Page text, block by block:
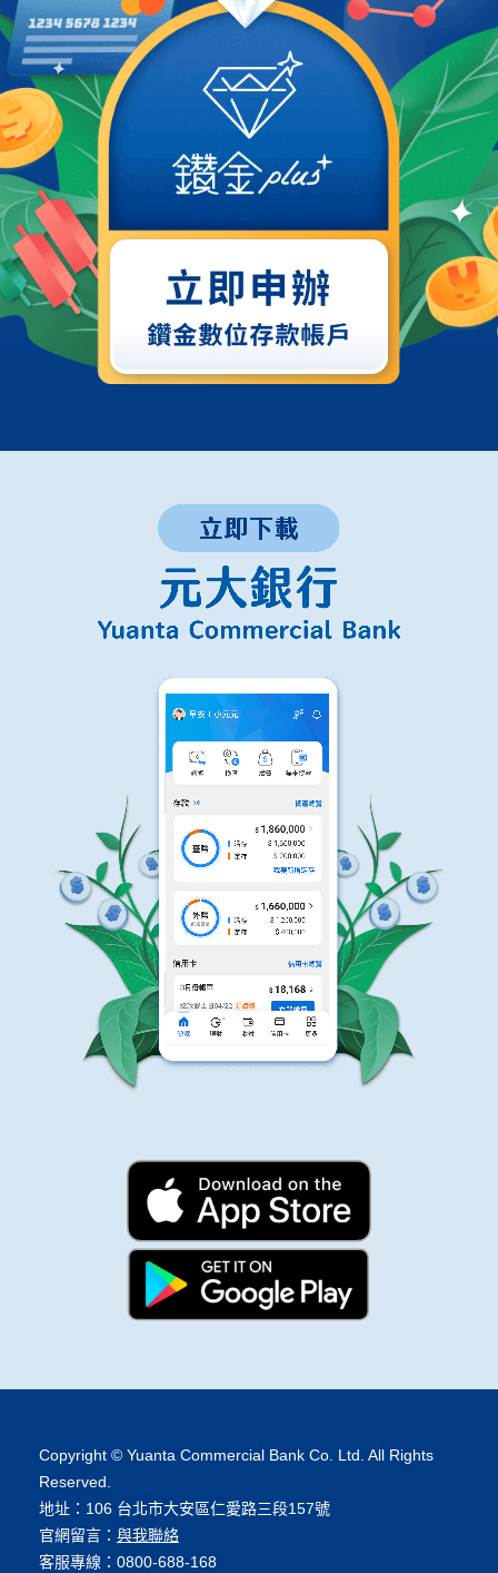
Copyright © Yuanta Commercial Bank Co. Ltd. All Rights
Reserved.
地址：106 台北市大安區仁愛路三段157號
官網留言： 與我聯絡
客服專線：0800-688-168